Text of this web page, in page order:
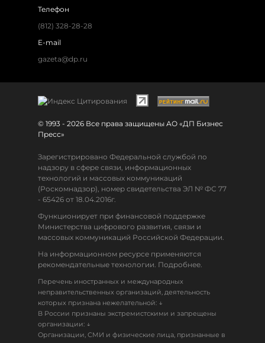
Телефон
(812) 328-28-28
E-mail
gazeta@dp.ru
© 1993 - 2026 Все права защищены АО «ДП Бизнес
Пресс»
Зарегистрировано Федеральной службой по
надзору в сфере связи, информационных
технологий и массовых коммуникаций
(Роскомнадзор), номер свидетельства ЭЛ № ФС 77
- 65426 от 18.04.2016г.
Функционирует при финансовой поддержке
Министерства цифрового развития, связи и
массовых коммуникаций Российской Федерации.
На информационном ресурсе применяются
рекомендательные технологии. Подробнее.
Перечень иностранных и международных
неправительственных организаций, деятельность
которых признана нежелательной: ↓
В России признаны экстремистскими и запрещены
организации: ↓
Организации, СМИ и физические лица, признанные в